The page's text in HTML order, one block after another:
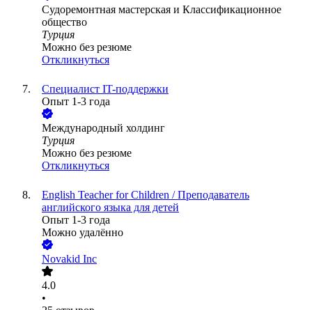
Cудоремонтная мастерская и Классификационное
общество
Турция
Можно без резюме
Откликнуться
Специалист IT-поддержки
Опыт 1-3 года
Международный холдинг
Турция
Можно без резюме
Откликнуться
English Teacher for Children / Преподаватель
английского языка для детей
Опыт 1-3 года
Можно удалённо
Novakid Inc
4.0
•